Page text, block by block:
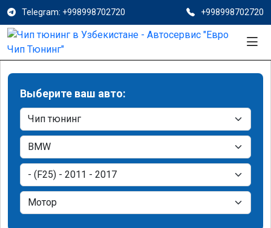
Telegram: +998998702720 +998998702720
Выберите ваш авто: